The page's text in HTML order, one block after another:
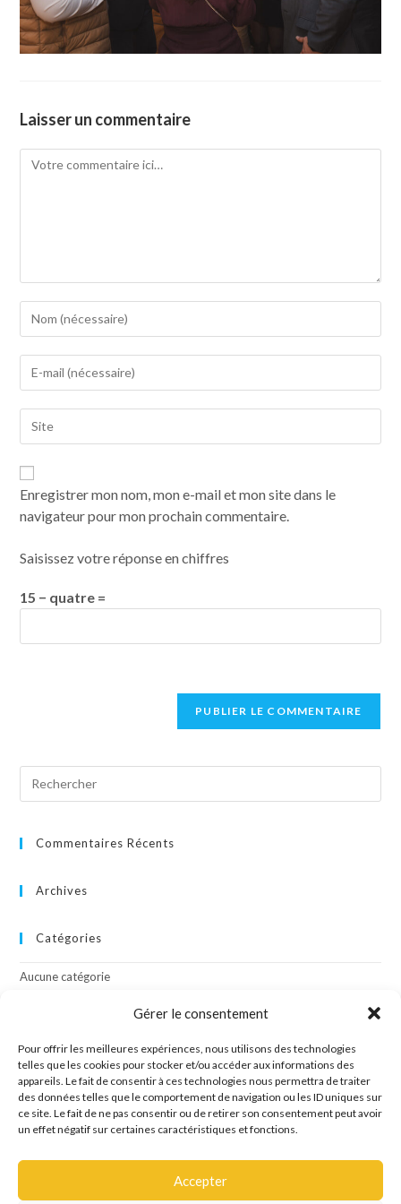
Gérer le consentement
Pour offrir les meilleures expériences, nous utilisons des technologies
telles que les cookies pour stocker et/ou accéder aux informations des
appareils. Le fait de consentir à ces technologies nous permettra de traiter
des données telles que le comportement de navigation ou les ID uniques sur
ce site. Le fait de ne pas consentir ou de retirer son consentement peut avoir
un effet négatif sur certaines caractéristiques et fonctions.
Accepter
Laisser un commentaire
Enregistrer mon nom, mon e-mail et mon site dans le
navigateur pour mon prochain commentaire.
Saisissez votre réponse en chiffres
15 − quatre =
Commentaires Récents
Archives
Catégories
Aucune catégorie
Connexion
Flux des publications
Flux des commentaires
Site de WordPress-FR